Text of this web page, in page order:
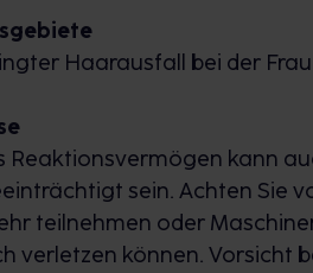
bedingten Haarausfall
H-TIN können Sie jedoch
Besonders gute Erfolge
beginnen. Denn durch
Stellen wieder an und
Haare in der Kopfhaut.
Haarausfall bei der Frau
Reaktionsvermögen kann
sein. Achten Sie
teilnehmen oder
verletzen können. Vorsicht